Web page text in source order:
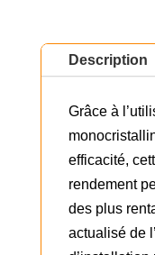
Description
Grâce à
efficacité,
rendement
des plus
actualisé de